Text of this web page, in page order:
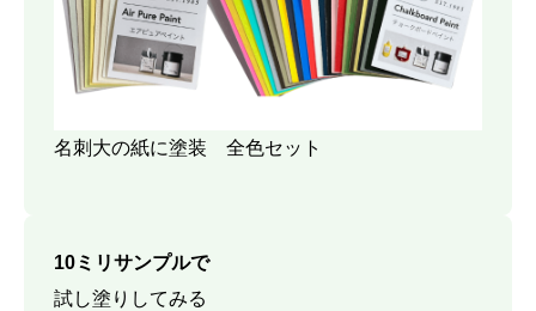
名刺大の紙に塗装 全色セット
10ミリサンプルで
試し塗りしてみる